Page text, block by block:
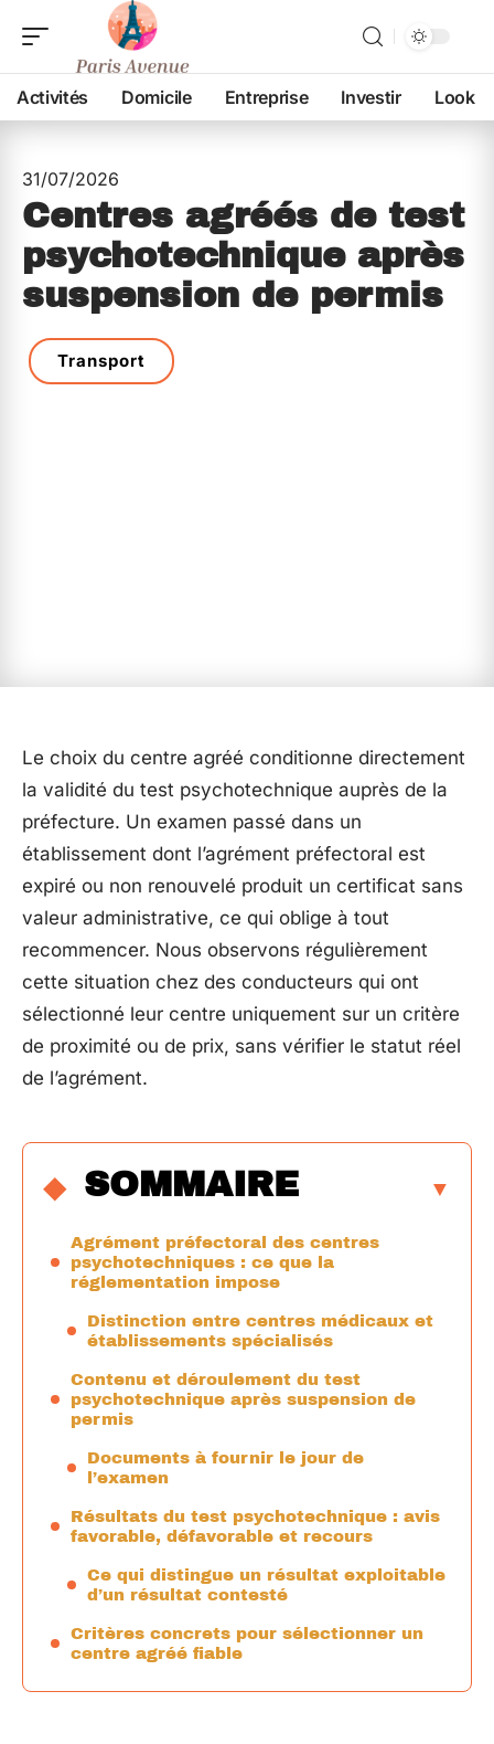
Activités Domicile Entreprise Investir Look
31/07/2026
Centres agréés de test
psychotechnique après
suspension de permis
Transport
Le choix du centre agréé conditionne directement
la validité du test psychotechnique auprès de la
préfecture. Un examen passé dans un
établissement dont l’agrément préfectoral est
expiré ou non renouvelé produit un certificat sans
valeur administrative, ce qui oblige à tout
recommencer. Nous observons régulièrement
cette situation chez des conducteurs qui ont
sélectionné leur centre uniquement sur un critère
de proximité ou de prix, sans vérifier le statut réel
de l’agrément.
SOMMAIRE
Agrément préfectoral des centres
psychotechniques : ce que la
réglementation impose
Distinction entre centres médicaux et
établissements spécialisés
Contenu et déroulement du test
psychotechnique après suspension de
permis
Documents à fournir le jour de
l’examen
Résultats du test psychotechnique : avis
favorable, défavorable et recours
Ce qui distingue un résultat exploitable
d’un résultat contesté
Critères concrets pour sélectionner un
centre agréé fiable